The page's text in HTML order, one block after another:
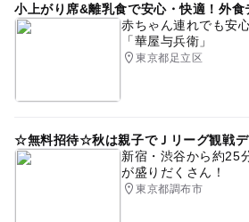
小上がり席&離乳食で安心・快適！外食
赤ちゃん連れでも安
「華屋与兵衛」
東京都足立区
☆無料招待☆秋は親子でＪリーグ観戦デ
新宿・渋谷から約25
が盛りだくさん！
東京都調布市